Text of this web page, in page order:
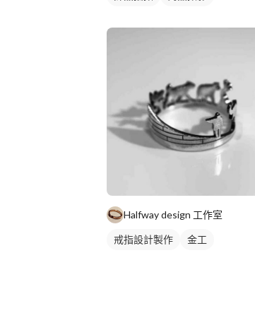
Halfway design 工作室
戒指設計製作 金工